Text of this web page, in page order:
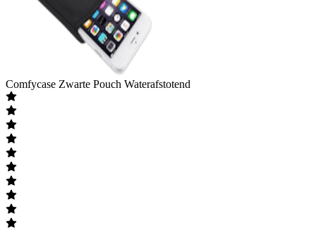
Comfycase Zwarte Pouch Waterafstotend